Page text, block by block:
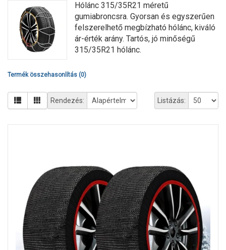
Hólánc 315/35R21 méretű
gumiabroncsra. Gyorsan és egyszerűen
felszerelhető megbízható hólánc, kiváló
ár-érték arány. Tartós, jó minőségű
315/35R21 hólánc.
Termék összehasonlítás (0)
Listázás:
Rendezés: